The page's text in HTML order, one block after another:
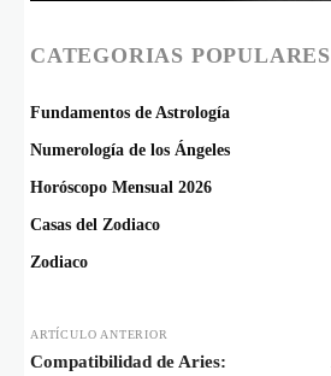
CATEGORIAS POPULARES
Fundamentos de Astrología
Numerología de los Ángeles
Horóscopo Mensual 2026
Casas del Zodiaco
Zodiaco
ARTÍCULO ANTERIOR
Compatibilidad de Aries: